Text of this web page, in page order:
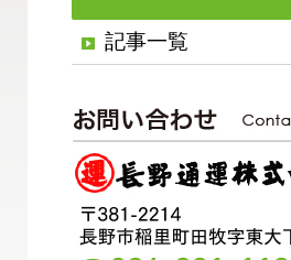
記事一覧